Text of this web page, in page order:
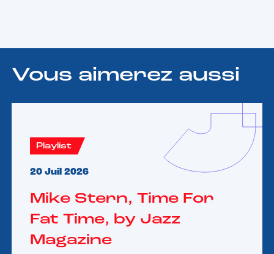
Vous aimerez aussi
Playlist
20 Juil 2026
Mike Stern, Time For
Fat Time, by Jazz
Magazine